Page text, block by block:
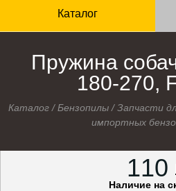
Каталог
Пружина
180-270,
Каталог /Бензопилы /Запчасти
импортных
110
Наличие на